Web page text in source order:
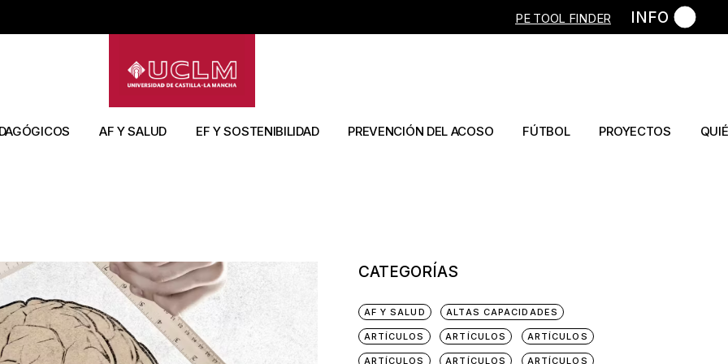
PE TOOL FINDER INFO
AF Y SALUD EF Y SOSTENIBILIDAD PREVENCIÓN DEL ACOSO FÚTBOL PROYECTOS
Libros
Capítulos Libros
Libros
CATEGORÍAS
AF Y SALUD ALTAS CAPACIDADES
ARTÍCULOS ARTÍCULOS ARTÍCULOS
ARTÍCULOS ARTÍCULOS ARTÍCULOS